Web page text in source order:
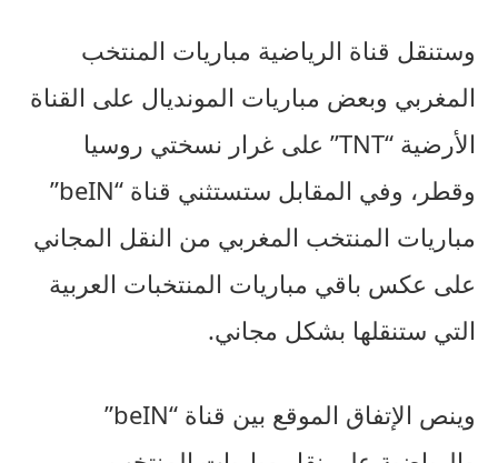
وستنقل قناة الرياضية مباريات المنتخب
المغربي وبعض مباريات المونديال على القناة
الأرضية “TNT” على غرار نسختي روسيا
وقطر، وفي المقابل ستستثني قناة “beIN”
مباريات المنتخب المغربي من النقل المجاني
على عكس باقي مباريات المنتخبات العربية
التي ستنقلها بشكل مجاني.
وينص الإتفاق الموقع بين قناة “beIN”